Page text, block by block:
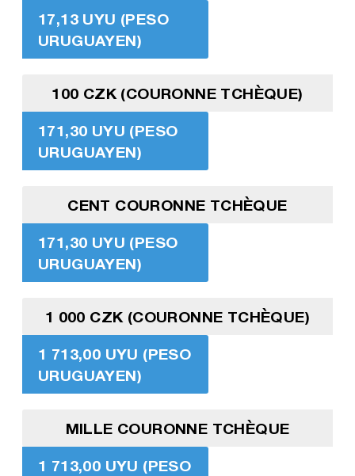
17,13 UYU (PESO
URUGUAYEN)
100 CZK (COURONNE TCHÈQUE)
171,30 UYU (PESO
URUGUAYEN)
CENT COURONNE TCHÈQUE
171,30 UYU (PESO
URUGUAYEN)
1 000 CZK (COURONNE TCHÈQUE)
1 713,00 UYU (PESO
URUGUAYEN)
MILLE COURONNE TCHÈQUE
1 713,00 UYU (PESO